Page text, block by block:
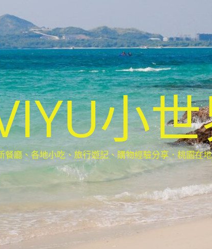
小
餐廳、各地小吃、旅行遊記、購物經驗分享．桃園在